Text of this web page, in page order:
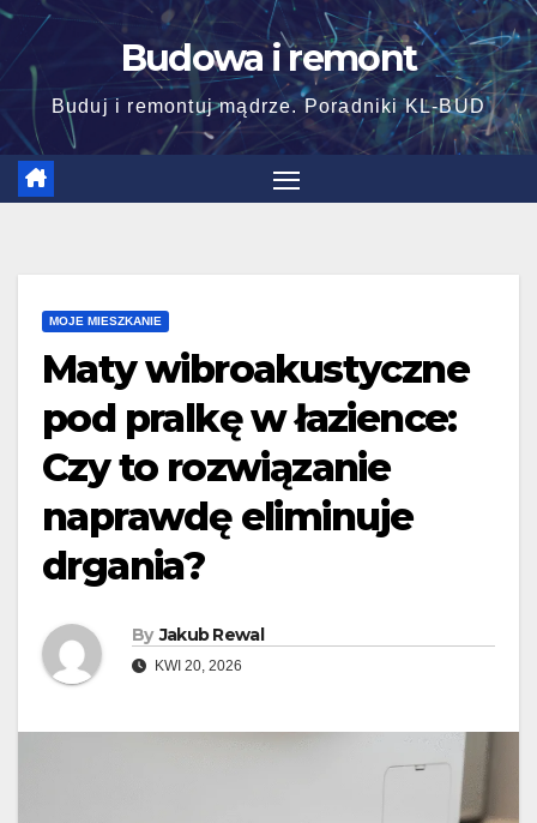
Skip
content
Budowa i remont
Buduj i remontuj mądrze. Poradniki KL-BUD
MOJE MIESZKANIE
Maty wibroakustyczne
pod pralkę w łazience:
Czy to rozwiązanie
naprawdę eliminuje
drgania?
By Jakub Rewal
KWI 20, 2026